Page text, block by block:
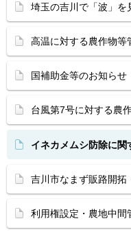
埼玉の吉川で「波」を
高温に対する農作物等
国補助金等のお知らせ
台風第7号に対する農
イネカメムシ防除に関
吉川市なまず販路開拓
利用権設定・農地中間